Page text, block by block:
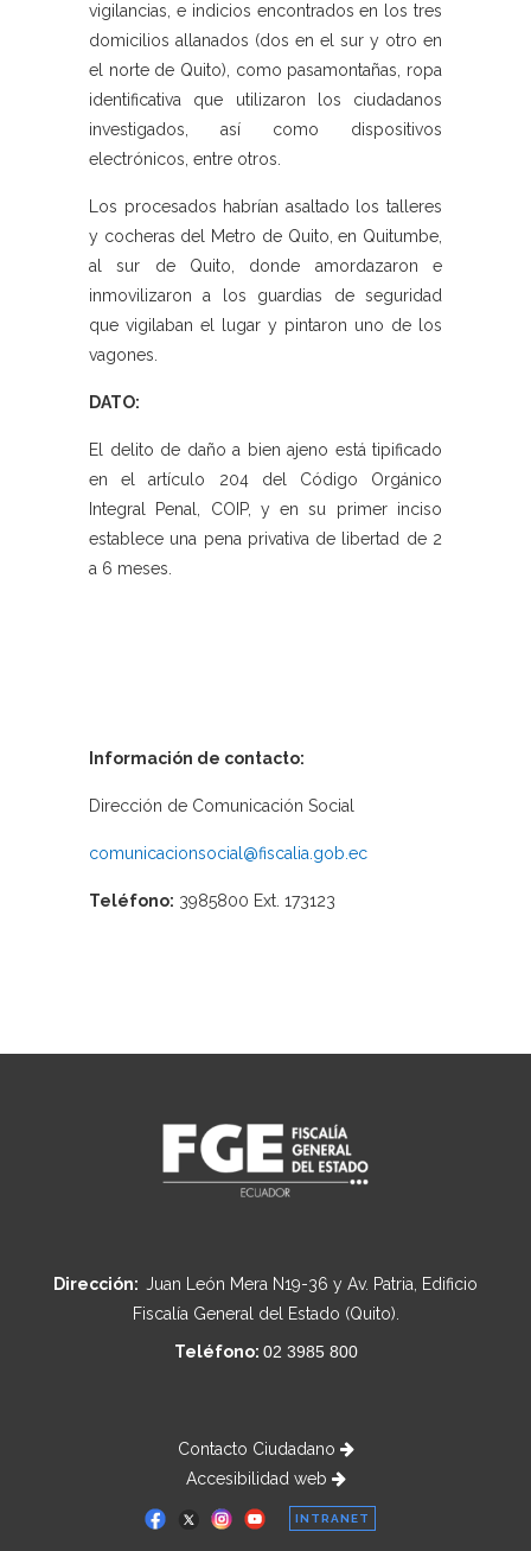
vigilancias, e indicios encontrados en los tres
domicilios allanados (dos en el sur y otro en
el norte de Quito), como pasamontañas, ropa
identificativa que utilizaron los ciudadanos
investigados, así como dispositivos
electrónicos, entre otros.
Los procesados habrían asaltado los talleres
y cocheras del Metro de Quito, en Quitumbe,
al sur de Quito, donde amordazaron e
inmovilizaron a los guardias de seguridad
que vigilaban el lugar y pintaron uno de los
vagones.
DATO:
El delito de daño a bien ajeno está tipificado
en el artículo 204 del Código Orgánico
Integral Penal, COIP, y en su primer inciso
establece una pena privativa de libertad de 2
a 6 meses.
Información de contacto:
Dirección de Comunicación Social
comunicacionsocial@fiscalia.gob.ec
Teléfono: 3985800 Ext. 173123
Dirección: Juan León Mera N19-36 y Av. Patria, Edificio
Fiscalía General del Estado (Quito).
Teléfono: 02 3985 800
Contacto Ciudadano
Accesibilidad web
INTRANET